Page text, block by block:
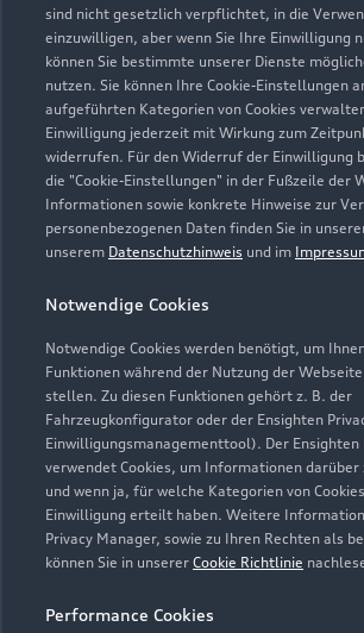
sind nicht gesetzlich verpflichtet, in die
einzuwilligen, aber wenn Sie Ihre Einwilligung
können Sie bestimmte unserer Dienste
nutzen. Sie können Ihre Cookie-Einstellungen
aufgeführten Kategorien von Cookies
Einwilligung jederzeit mit Wirkung zum
widerrufen. Für den Widerruf der Einwilligung
die "Cookie-Einstellungen" in der Fußzeile der
Informationen sowie konkrete Hinweise zur
personenbezogenen Daten finden Sie in
unserem Datenschutzhinweis und im
Notwendige Cookies
Notwendige Cookies werden benötigt, um
Funktionen während der Nutzung der
stellen. Zu diesen Funktionen gehört z. B. der
Fahrzeugkonfigurator oder der Ensighten
Einwilligungsmanagementtool). Der Ensighten
verwendet Cookies, um Informationen darüber
und wenn ja, für welche Kategorien von
Einwilligung erteilt haben. Weitere
Privacy Manager, sowie zu Ihren Rechten als
können Sie in unserer Cookie Richtlinie
Performance Cookies
Zur Audi Shopping World
Lederpflege-Set
Praktisches Set zur intensiven
Pflege von Leder und Kunstleder.
Zur Audi Shopping World